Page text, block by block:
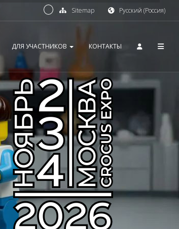
Sitemap Русский (Россия)
ДЛЯ УЧАСТНИКОВ КОНТАКТЫ